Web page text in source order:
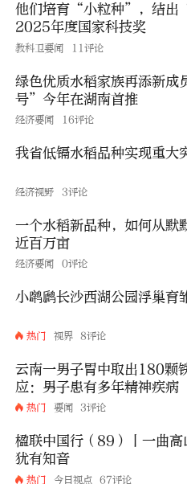
他们培育“小粒种”，结出
2025年度国家科技奖
教科卫要闻 11评论
绿色优质水稻家族再添新
号”今年在湖南首推
经济要闻 16评论
我省低镉水稻品种实现重大
经济视野 3评论
一个水稻新品种，如何从默
近百万亩
经济要闻 0评论
小䴙䴘长沙西湖公园浮巢育
热门 视界 8评论
云南一男子胃中取出180颗
应：男子患有多年精神疾病
热门 要闻 3评论
楹联中国行（89）丨一曲高
犹有知音
热门 今日视点 67评论